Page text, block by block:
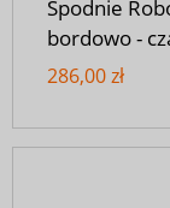
Spodnie
bordowo -
286,00 zł